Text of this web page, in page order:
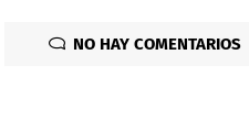
NO HAY COMENTARIOS